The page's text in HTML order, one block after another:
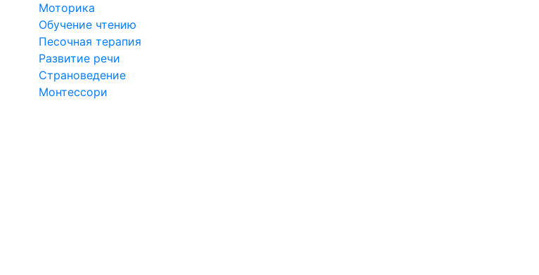
Моторика
Обучение чтению
Песочная терапия
Развитие речи
Страноведение
Монтессори